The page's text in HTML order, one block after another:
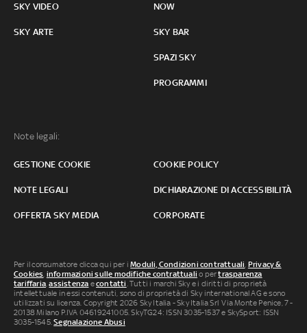
SKY VIDEO
SKY ARTE
NOW
SKY BAR
SPAZI SKY
PROGRAMMI
Note legali:
GESTIONE COOKIE COOKIE POLICY
NOTE LEGALI DICHIARAZIONE DI ACCESSIBILITÀ
OFFERTA SKY MEDIA CORPORATE
Per il consumatore clicca qui per iModuli, Condizioni contrattuali Privacy &
Cookies informazioni sulle modifiche contrattuali o pertrasparenza
tariffaria ,assistenza econtatti . Tutti i marchi Sky e i diritti di proprietà
intellettuale in essi contenuti, sono di proprietà di Sky international AG e sono
utilizzati su licenza. Copyright 2026 Sky Italia - Sky Italia Srl Via Monte Penice, 7 -
20138 Milano P.IVA 04619241005. SkyTG24: ISSN 3035-1537 e SkySport: ISSN
3035-1545.Segnalazione Abusi